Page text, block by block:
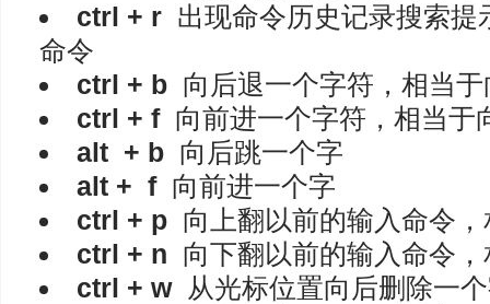
ctrl + r 出现命令历史记录搜索
命令
ctrl + b 向后退一个字符，相当
ctrl + f向前进一个字符，相当于
alt + b 向后跳一个字
alt + f向前进一个字
ctrl + p 向上翻以前的输入命令
ctrl + n 向下翻以前的输入命令
ctrl + w从光标位置向后删除一